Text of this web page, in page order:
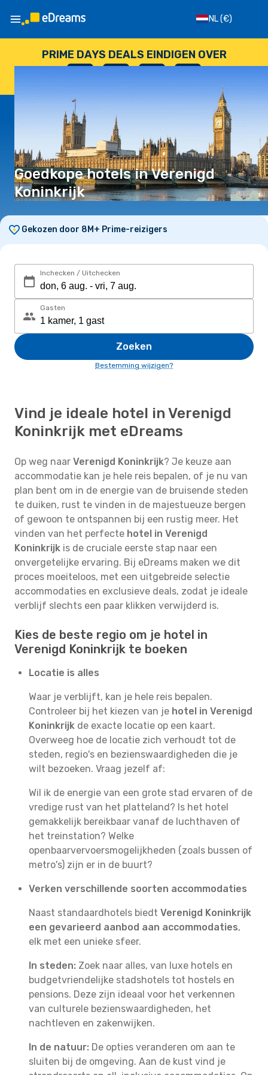
NL(€)
PRIME DAYS DEALS EINDIGEN OVER
Goedkope hotels in Verenigd
Koninkrijk
Gekozen door 8M+ Prime-reizigers
Inchecken / Uitchecken
Gasten
Zoeken
Bestemming wijzigen?
Vind je ideale hotel in Verenigd
Koninkrijk met eDreams
Op weg naar Verenigd Koninkrijk? Je keuze aan
accommodatie kan je hele reis bepalen, of je nu van
plan bent om in de energie van de bruisende steden
te duiken, rust te vinden in de majestueuze bergen
of gewoon te ontspannen bij een rustig meer. Het
vinden van het perfecte hotel in Verenigd
Koninkrijk is de cruciale eerste stap naar een
onvergetelijke ervaring. Bij eDreams maken we dit
proces moeiteloos, met een uitgebreide selectie
accommodaties en exclusieve deals, zodat je ideale
verblijf slechts een paar klikken verwijderd is.
Kies de beste regio om je hotel in
Verenigd Koninkrijk te boeken
Locatie is alles
Waar je verblijft, kan je hele reis bepalen.
Controleer bij het kiezen van je hotel in Verenigd
Koninkrijk de exacte locatie op een kaart.
Overweeg hoe de locatie zich verhoudt tot de
steden, regio's en bezienswaardigheden die je
wilt bezoeken. Vraag jezelf af:
Wil ik de energie van een grote stad ervaren of de
vredige rust van het platteland? Is het hotel
gemakkelijk bereikbaar vanaf de luchthaven of
het treinstation? Welke
openbaarvervoersmogelijkheden (zoals bussen of
metro's) zijn er in de buurt?
Verken verschillende soorten accommodaties
Naast standaardhotels biedt Verenigd Koninkrijk
een gevarieerd aanbod aan accommodaties,
elk met een unieke sfeer.
In steden: Zoek naar alles, van luxe hotels en
budgetvriendelijke stadshotels tot hostels en
pensions. Deze zijn ideaal voor het verkennen
van culturele bezienswaardigheden, het
nachtleven en zakenwijken.
In de natuur: De opties veranderen om aan te
sluiten bij de omgeving. Aan de kust vind je